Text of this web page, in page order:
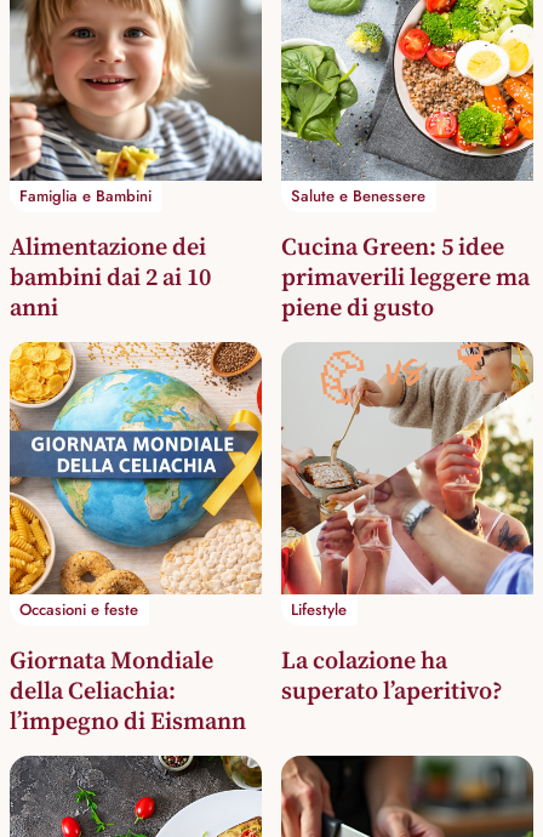
Famiglia e Bambini
Alimentazione dei
bambini dai 2 ai 10
anni
Salute e Benessere
Cucina Green: 5 idee
primaverili leggere ma
piene di gusto
Occasioni e feste
Giornata Mondiale
della Celiachia:
l’impegno di Eismann
🥐 vs 🍷
Lifestyle
La colazione ha
superato l’aperitivo?